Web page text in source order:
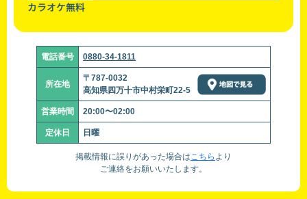
カラオケ無料
電話番号 0880-34-1811
所在地
〒787-0032
高知県四万十市中村栄町22-5
営業時間 20:00〜02:00
定休日 日曜
掲載情報に誤りがあった場合はこちら より
ご連絡をお願いいたします。